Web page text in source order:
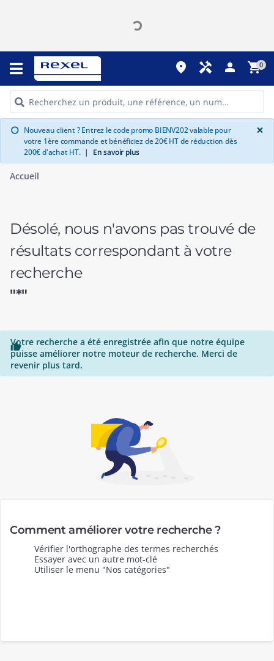
place handyman person shopping_cart0
info Nouveau client ? Entrez le code promo BIENV202 valable pour
votre 1ère commande et bénéficiez de 20€ HT de réduction dès
200€ d'achat HT. | En savoir plus
×
Accueil
Désolé, nous n'avons pas trouvé de
résultats correspondant à votre
recherche
"*"

Votre recherche a été enregistrée afin que notre équipe
puisse améliorer notre moteur de recherche. Merci de
revenir plus tard.
Comment améliorer votre recherche ?
Vérifier l'orthographe des termes recherchés
Essayer avec un autre mot-clé
Utiliser le menu "Nos catégories"